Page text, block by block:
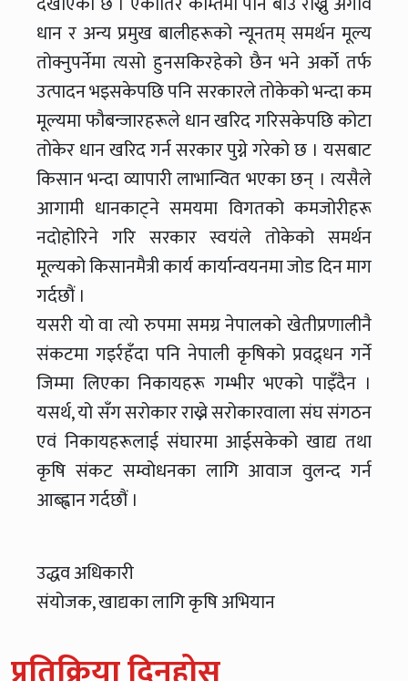
धान र अन्य प्रमुख बालीहरूको न्यूनतम् समर्थन मूल्य
तोक्नुपर्नेमा त्यसो हुनसकिरहेको छैन भने अर्को तर्फ
उत्पादन भइसकेपछि पनि सरकारले तोकेको भन्दा कम
मूल्यमा फौबन्जारहरूले धान खरिद गरिसकेपछि कोटा
तोकेर धान खरिद गर्न सरकार पुग्ने गरेको छ । यसबाट
किसान भन्दा व्यापारी लाभान्वित भएका छन् । त्यसैले
आगामी धानकाट्ने समयमा विगतको कमजोरीहरू
नदोहोरिने गरि सरकार स्वयंले तोकेको समर्थन
मूल्यको किसानमैत्री कार्य कार्यान्वयनमा जोड दिन माग
गर्दछौं ।
यसरी यो वा त्यो रुपमा समग्र नेपालको खेतीप्रणालीनै
संकटमा गइर्रहँदा पनि नेपाली कृषिको प्रवद्र्धन गर्ने
जिम्मा लिएका निकायहरू गम्भीर भएको पाइँदैन ।
यसर्थ, यो सँग सरोकार राख्ने सरोकारवाला संघ संगठन
एवं निकायहरूलाई संघारमा आईसकेको खाद्य तथा
कृषि संकट सम्वोधनका लागि आवाज वुलन्द गर्न
आब्ह्वान गर्दछौं ।
उद्धव अधिकारी
संयोजक, खाद्यका लागि कृषि अभियान